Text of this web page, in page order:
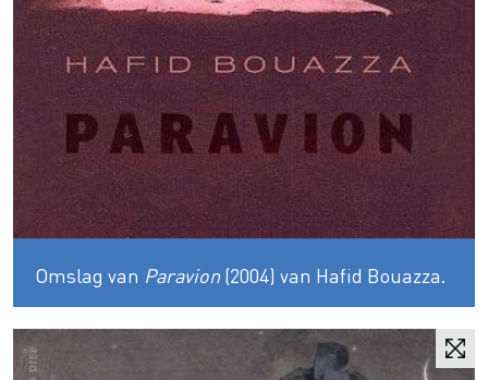
Omslag van Paravion(2004) van Hafid Bouazza.